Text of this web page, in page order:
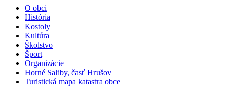
O obci
História
Kostoly
Kultúra
Školstvo
Šport
Organizácie
Horné Saliby, časť Hrušov
Turistická mapa katastra obce